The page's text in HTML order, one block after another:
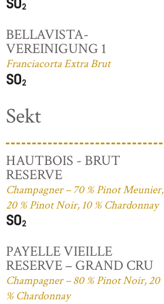
BELLAVISTA-
VEREINIGUNG 1
Franciacorta Extra Brut
Sekt
HAUTBOIS - BRUT
RESERVE
Champagner – 70 % Pinot Meunier,
20 % Pinot Noir, 10 % Chardonnay
PAYELLE VIEILLE
RESERVE – GRAND CRU
Champagner – 80 % Pinot Noir, 20
% Chardonnay